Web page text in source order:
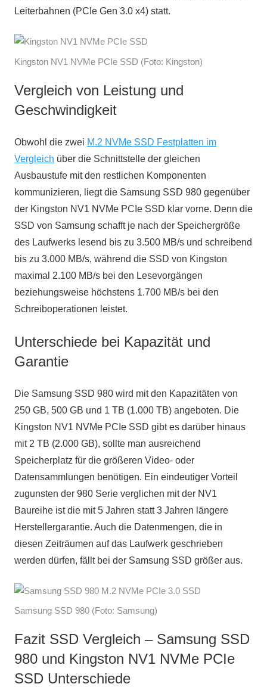
Leiterbahnen (PCIe Gen 3.0 x4) statt.
Kingston NV1 NVMe PCIe SSD (Foto: Kingston)
Vergleich von Leistung und
Geschwindigkeit
Obwohl die zwei M.2 NVMe SSD Festplatten im
Vergleich über die Schnittstelle der gleichen
Ausbaustufe mit den restlichen Komponenten
kommunizieren, liegt die Samsung SSD 980 gegenüber
der Kingston NV1 NVMe PCIe SSD klar vorne. Denn die
SSD von Samsung schafft je nach der Speichergröße
des Laufwerks lesend bis zu 3.500 MB/s und schreibend
bis zu 3.000 MB/s, während die SSD von Kingston
maximal 2.100 MB/s bei den Lesevorgängen
beziehungsweise höchstens 1.700 MB/s bei den
Schreiboperationen leistet.
Unterschiede bei Kapazität und
Garantie
Die Samsung SSD 980 wird mit den Kapazitäten von
250 GB, 500 GB und 1 TB (1.000 TB) angeboten. Die
Kingston NV1 NVMe PCIe SSD gibt es darüber hinaus
mit 2 TB (2.000 GB), sollte man ausreichend
Speicherplatz für die größeren Video- oder
Datensammlungen benötigen. Ein eindeutiger Vorteil
zugunsten der 980 Serie verglichen mit der NV1
Baureihe ist die mit 5 Jahren statt 3 Jahren längere
Herstellergarantie. Auch die Datenmengen, die in
diesen Zeiträumen auf das Laufwerk geschrieben
werden dürfen, fällt bei der Samsung SSD größer aus.
Samsung SSD 980 (Foto: Samsung)
Fazit SSD Vergleich – Samsung SSD
980 und Kingston NV1 NVMe PCIe
SSD Unterschiede